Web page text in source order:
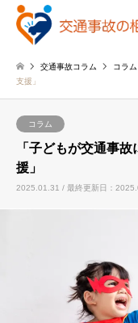
交通事故コラム コラム
支援」
コラム
「子どもが交通事
援」
2025.01.31 / 最終更新日：